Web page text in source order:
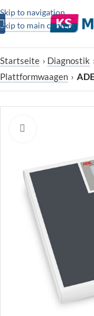
Skip to navigation
Skip to main content
Startseite › Diagnostik
Plattformwaagen ›